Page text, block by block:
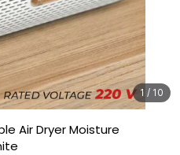
1 / 10
Air Dryer Moisture